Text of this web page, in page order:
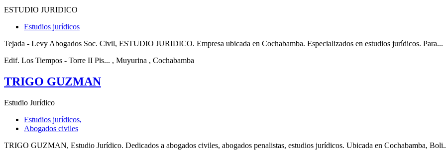
ESTUDIO JURIDICO
Estudios jurídicos
Tejada - Levy Abogados Soc. Civil, ESTUDIO JURIDICO. Empresa ubicada en Cochabamba. Especializados en estudios jurídicos. Para...
Edif. Los Tiempos - Torre II Pis... , Muyurina , Cochabamba
TRIGO GUZMAN
Estudio Jurídico
Estudios jurídicos,
Abogados civiles
TRIGO GUZMAN, Estudio Jurídico. Dedicados a abogados civiles, abogados penalistas, estudios jurídicos. Ubicada en Cochabamba,